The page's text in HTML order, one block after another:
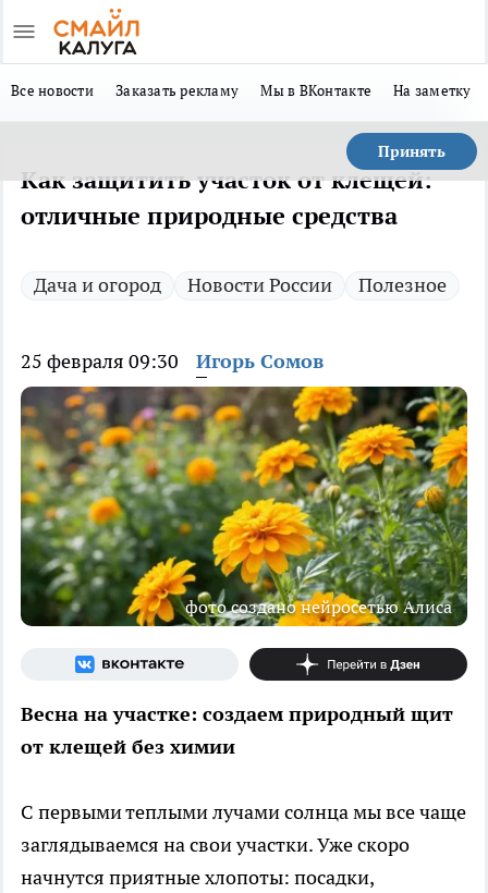
Все новости Заказать рекламу Мы в ВКонтакте На заметку
Принять
Как защитить участок от клещей:
отличные природные средства
Дача и огород Новости России Полезное
25 февраля 09:30 Игорь Сомов
фото создано нейросетью Алиса
Весна на участке: создаем природный щит
от клещей без химии
С первыми теплыми лучами солнца мы все чаще
заглядываемся на свои участки. Уже скоро
начнутся приятные хлопоты: посадки,